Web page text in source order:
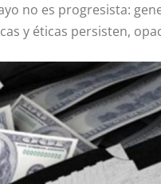
no es progresista:
y éticas persisten,